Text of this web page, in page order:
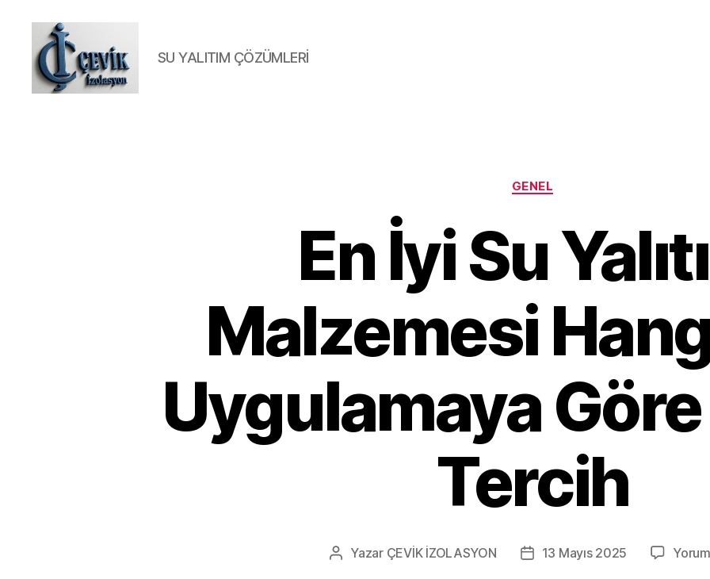
SU YALITIM ÇÖZÜMLERİ
Kategoriler
GENEL
En İyi Su
Malzemesi
Uygulamaya
Tercih
Yazının
Yazar ÇEVİK İZOLASYON
Yazı13 Mayıs 2025